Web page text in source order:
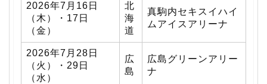
2026年7月16日
（木）・17日
（金）
北
海
道
真駒内セキスイハイ
ムアイスアリーナ
2026年7月28日
（火）・29日
（水）
広
島
広島グリーンアリー
ナ